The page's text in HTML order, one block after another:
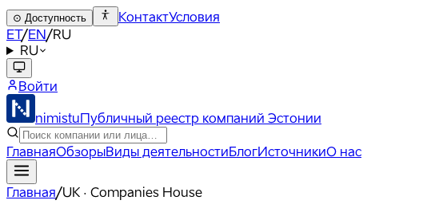
⊙ Доступность КонтактУсловия
ET/EN/RU
RU
Войти
nimistuПубличный реестр компаний Эстонии
ГлавнаяОбзорыВиды деятельностиБлогИсточникиО нас
Главная/UK · Companies House